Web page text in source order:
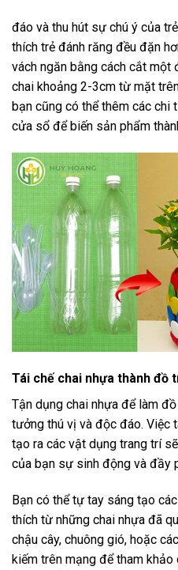
đáo và thu hút sự chú ý của
thích trẻ đánh răng đều đặn
vách ngăn bằng cách cắt
chai khoảng 2-3cm từ mặt
bạn cũng có thể thêm các
cửa sổ để biến sản phẩm
Tái chế chai nhựa thành đồ
Tận dụng chai nhựa để làm
tưởng thú vị và độc đáo. Việc
tạo ra các vật dụng trang trí
của bạn sự sinh động và đầy
Bạn có thể tự tay sáng tạo
thích từ những chai nhựa đã
chậu cây, chuông gió, hoặc
kiếm trên mạng để tham